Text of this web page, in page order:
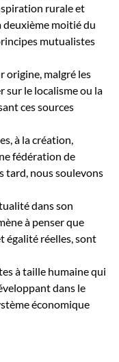
rurale et
deuxième moitié du
mutualistes
origine, malgré les
sur le localisme ou la
ces sources
à la création,
fédération de
tard, nous soulevons
dans son
à penser que
égalité réelles, sont
à taille humaine qui
dans le
économique